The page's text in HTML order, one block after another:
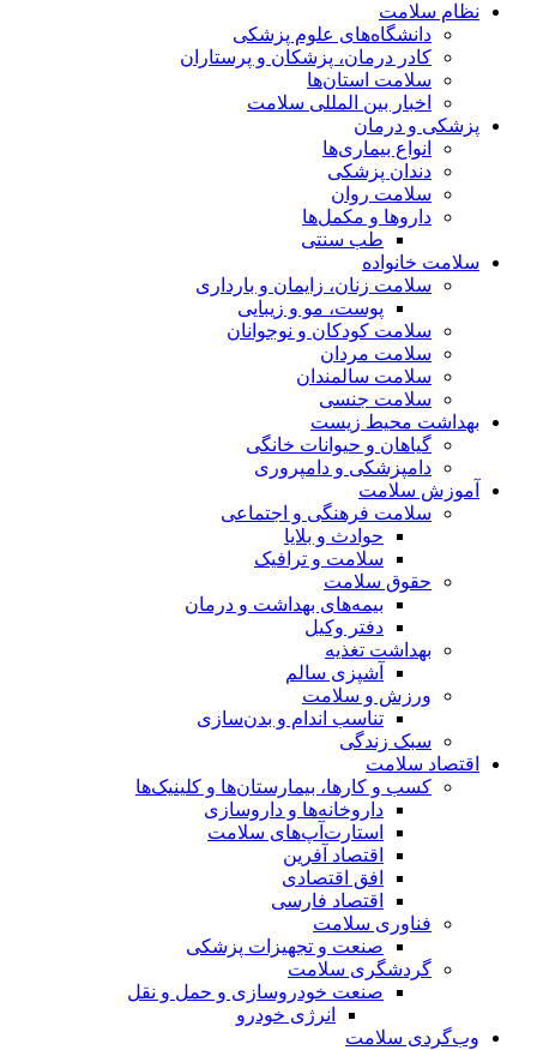
نظام سلامت
دانشگاه‌های علوم پزشکی
کادر درمان، پزشکان و پرستاران
سلامت استان‌ها
اخبار بین المللی سلامت
پزشکی و درمان
انواع بیماری‌ها
دندان پزشکی
سلامت روان
داروها و مکمل‌ها
طب سنتی
سلامت خانواده
سلامت زنان، زایمان و بارداری
پوست، مو و زیبایی
سلامت کودکان و نوجوانان
سلامت مردان
سلامت سالمندان
سلامت جنسی
بهداشت محیط زیست
گیاهان و حیوانات خانگی
دامپزشکی و دامپروری
آموزش سلامت
سلامت فرهنگی و اجتماعی
حوادث و بلایا
سلامت و ترافیک
حقوق سلامت
بیمه‌های بهداشت و درمان
دفتر وکیل
بهداشت تغذیه
آشپزی سالم
ورزش و سلامت
تناسب اندام و بدن‌سازی
سبک زندگی
اقتصاد سلامت
کسب و کارها، بیمارستان‌ها و کلینیک‌ها
داروخانه‌ها و داروسازی
استارت‌آپ‌های سلامت
اقتصاد آفرین
افق اقتصادی
اقتصاد فارسی
فناوری سلامت
صنعت و تجهیزات پزشکی
گردشگری سلامت
صنعت خودروسازی و حمل و نقل
انرژی خودرو
وب‌گردی سلامت